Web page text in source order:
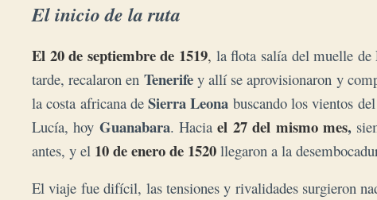
El inicio de la ruta
El 20 de septiembre de 1519, la flota salía del muelle
tarde, recalaron en Tenerifey allí se aprovisionaron y
la costa africana deSierra Leona buscando los vientos
Lucía, hoy Guanabara. Haciael 27 del mismo mes,
antes, y el 10 de enero de 1520 llegaron a la
El viaje fue difícil, las tensiones y rivalidades surgieron